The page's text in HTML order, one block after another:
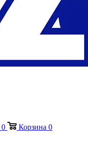
0 Корзина 0